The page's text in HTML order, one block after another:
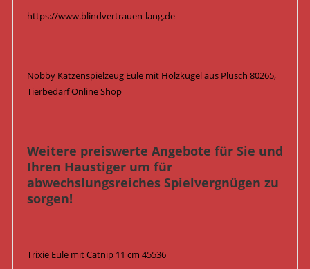
https://www.blindvertrauen-lang.de
Nobby Katzenspielzeug Eule mit Holzkugel aus Plüsch 80265,
Tierbedarf Online Shop
Weitere preiswerte Angebote für Sie und
Ihren Haustiger um für
abwechslungsreiches Spielvergnügen zu
sorgen!
Trixie Eule mit Catnip 11 cm 45536